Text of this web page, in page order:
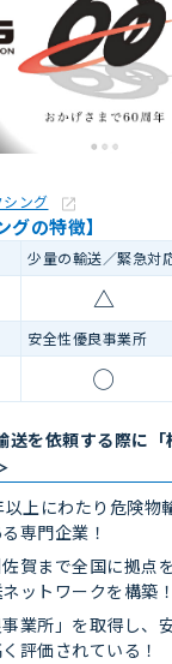
ング
グの特徴】
少量の輸送／緊急対
△
安全性優良事業所
◯
送を依頼する際に「
上にわたり危険物
専門企業！
賀まで全国に拠点
ットワークを構築！
事業所」を取得し、
評価されている！